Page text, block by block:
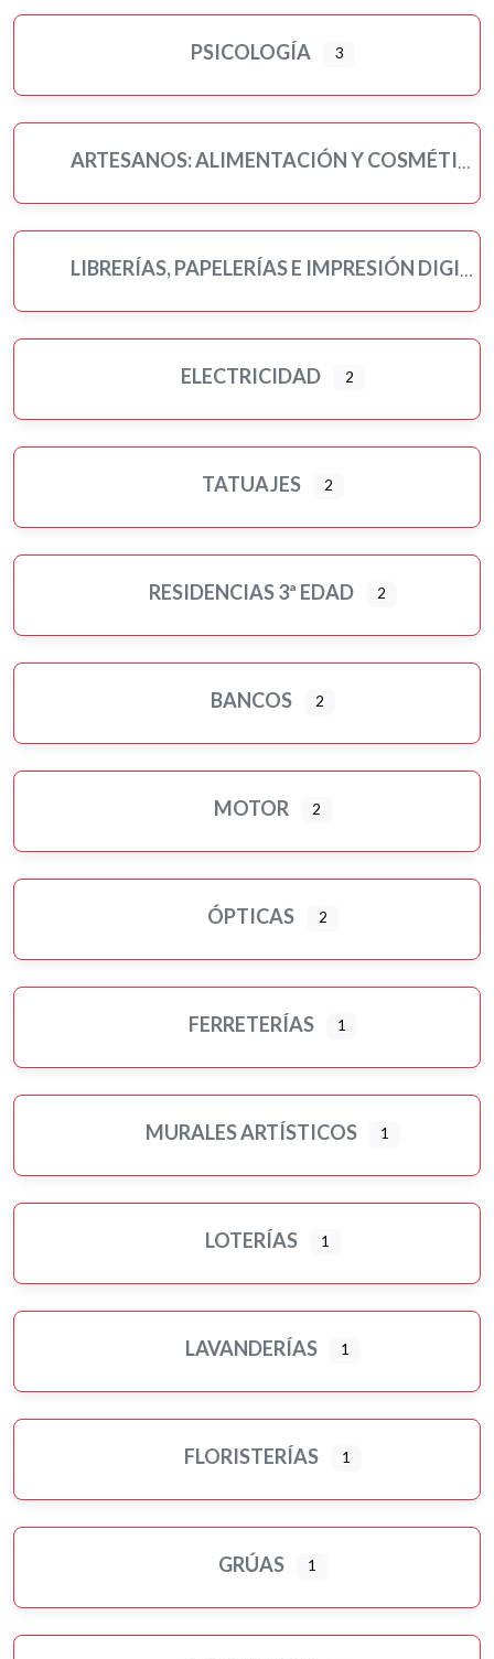
PSICOLOGÍA 3
ARTESANOS: ALIMENTACIÓN Y COSMÉTICA
LIBRERÍAS, PAPELERÍAS E IMPRESIÓN DIGITAL
ELECTRICIDAD 2
TATUAJES 2
RESIDENCIAS 3ª EDAD 2
BANCOS 2
MOTOR 2
ÓPTICAS 2
FERRETERÍAS 1
MURALES ARTÍSTICOS 1
LOTERÍAS 1
LAVANDERÍAS 1
FLORISTERÍAS 1
GRÚAS 1